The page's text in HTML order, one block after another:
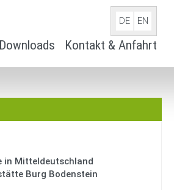
DE EN
Downloads Kontakt & Anfahrt
in Mitteldeutschland
Burg Bodenstein